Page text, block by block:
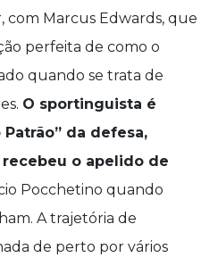
com Marcus Edwards, que
perfeita de como o
quando se trata de
O sportinguista é
da defesa,
o apelido de
Pocchetino quando
A trajetória de
de perto por vários